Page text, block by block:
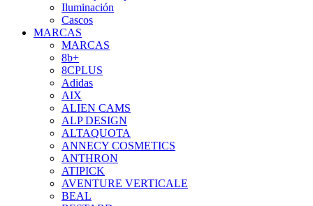
Iluminación
Cascos
MARCAS
MARCAS
8b+
8CPLUS
Adidas
AIX
ALIEN CAMS
ALP DESIGN
ALTAQUOTA
ANNECY COSMETICS
ANTHRON
ATIPICK
AVENTURE VERTICALE
BEAL